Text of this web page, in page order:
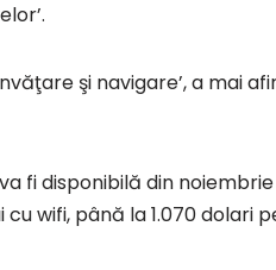
şi navigare’, a mai
fi disponibilă din
wifi, până la 1.070 dolari